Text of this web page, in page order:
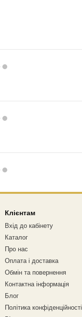
Клієнтам
Вхід до кабінету
Каталог
Про нас
Оплата і доставка
Обмін та повернення
Контактна інформація
Блог
Політика конфіденційності